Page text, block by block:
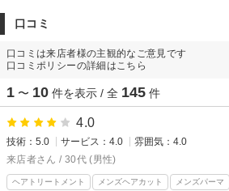
口コミ
口コミは来店者様の主観的なご意見です
口コミポリシーの詳細はこちら
1 〜 10 件を表示 / 全 145 件
4.0
技術：5.0 サービス：4.0
雰囲気：4.0
来店者さん / 30代 (男性)
ヘアトリートメント メンズヘアカット メンズパーマ